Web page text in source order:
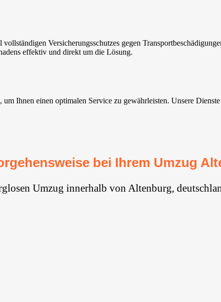
Versicherungsschutzes gegen
effektiv und direkt um die Lösung.
Ihnen einen optimalen Service zu gewährleisten. Unsere
bei Ihrem Umzug
Umzug innerhalb von Altenburg,